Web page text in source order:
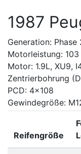
1987
Generation:
Motorleistung: 103
Motor: 1.9L, XU9,
Zentrierbohrung
PCD: 4x108
Gewindegröße:
Reifengröße